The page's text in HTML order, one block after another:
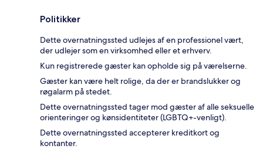
Politikker
Dette overnatningssted udlejes af en professionel vært,
der udlejer som en virksomhed eller et erhverv.
Kun registrerede gæster kan opholde sig på værelserne.
Gæster kan være helt rolige, da der er brandslukker og
røgalarm på stedet.
Dette overnatningssted tager mod gæster af alle seksuelle
orienteringer og kønsidentiteter (LGBTQ+-venligt).
Dette overnatningssted accepterer kreditkort og
kontanter.